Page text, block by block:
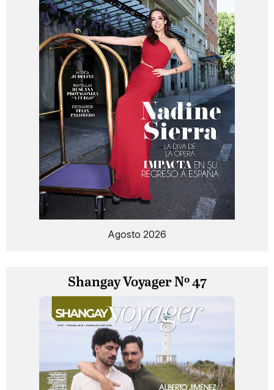
Agosto 2026
Shangay Voyager Nº 47